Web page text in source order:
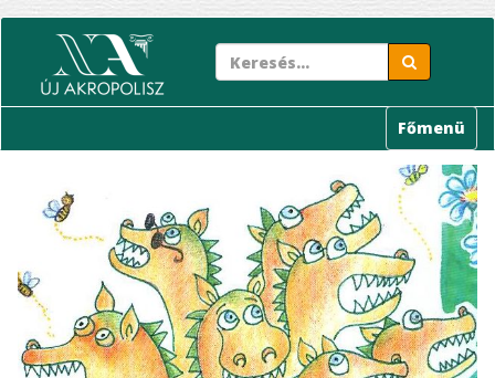
tartalomra
Főmenü